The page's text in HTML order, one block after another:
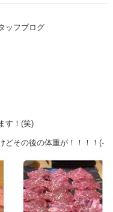
ッフブログ
す！(笑)
どその後の体重が！！！！(-